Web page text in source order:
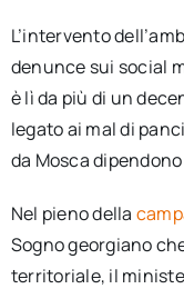
L’intervento
denunce sui social
è lì da più di un
legato ai mal di
da Mosca
Nel pieno della
Sogno georgiano
territoriale, il